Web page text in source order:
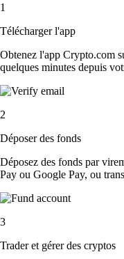
1
Télécharger l'app
Obtenez l'app Crypto.com
quelques minutes depuis
2
Déposer des fonds
Déposez des fonds par
Pay ou Google Pay, ou
3
Trader et gérer des cryptos